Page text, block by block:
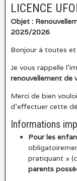
LICENCE
Objet :
2025/2026
Bonjour à toutes
Je vous rappelle
renouvellement de
Merci de bien
d’effectuer cette
Informations
Pour les
pratiquant »
parents